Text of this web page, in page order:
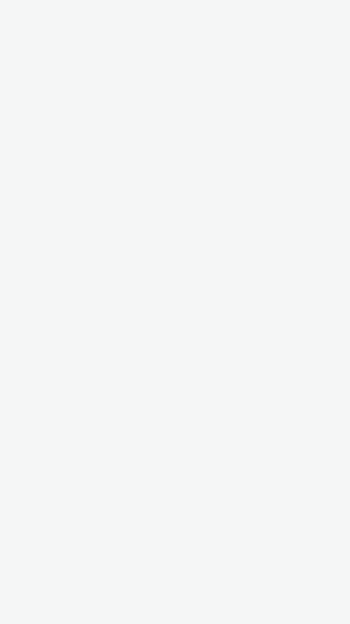
クセス速度が向上し、システム全体のパフォー